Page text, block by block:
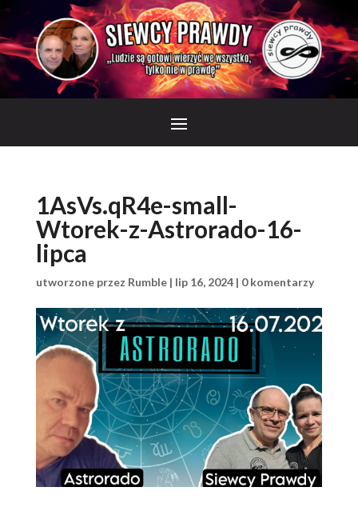
1AsVs.qR4e-small-
Wtorek-z-Astrorado-16-
lipca
utworzone przez Rumble| lip 16, 2024| 0 komentarzy